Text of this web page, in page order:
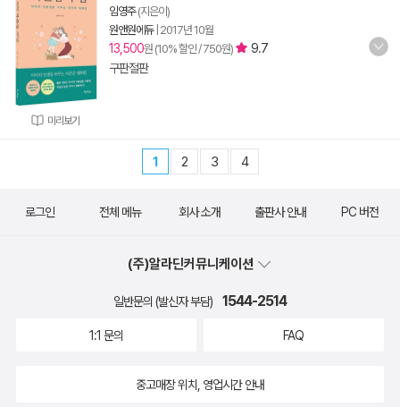
미리보기
임영주(지은이)
원앤원에듀| 2017년 10월
13,500원 (10% 할인 / 750원)
9.7
구판절판
1 2 3 4
로그인 전체 메뉴 회사 소개 출판사 안내 PC 버전
(주)알라딘커뮤니케이션
일반문의 (발신자 부담) 1544-2514
1:1 문의 FAQ
중고매장 위치, 영업시간 안내